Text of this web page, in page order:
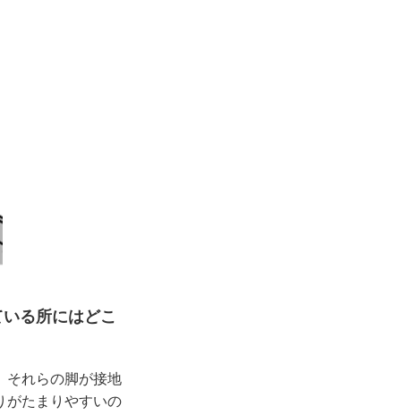
る所にはどこ
それらの脚が接地
がたまりやすいの